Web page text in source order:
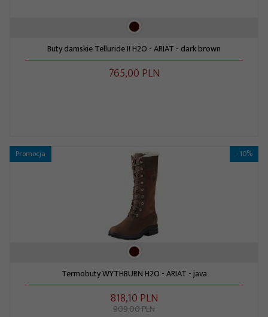
Buty damskie Telluride II H2O - ARIAT - dark brown
765,00 PLN
Promocja - 10%
Termobuty WYTHBURN H2O - ARIAT - java
818,10 PLN
909,00 PLN